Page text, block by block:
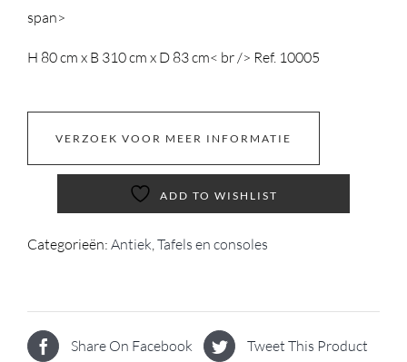
span>
H 80 cm x B 310 cm x D 83 cm< br /> Ref. 10005
VERZOEK VOOR MEER INFORMATIE
ADD TO WISHLIST
Categorieën: Antiek Tafels en consoles
Share On Facebook Tweet This Product